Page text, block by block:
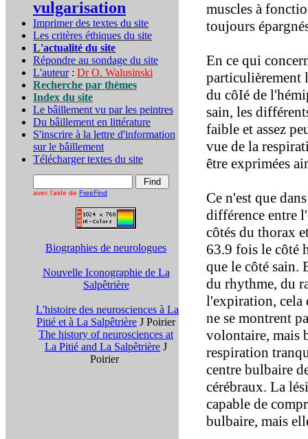
vulgarisation
Imprimer des textes du site
Les critères éthiques du site
L'actualité du site
Répondre au sondage du site
L'auteur: Dr O. Walusinski
Recherche par thèmes
Index du site
Le bâillement vu par les peintres
Du bâillement en littérature
S'inscrire à la lettre d'information
sur le bâillement
Télécharger textes du site
avec l'aide de FreeFind
Biographies de neurologues
Nouvelle Iconographie de La
Salpêtrière
L'histoire des neurosciences à La
Pitié et à La Salpêtrière J Poirier
The history of neurosciences at
La Pitié and La Salpêtrière J
Poirier
muscles à
toujours
En ce qui
particulièrement
du côIé de
sain, les
faible et assez
vue de la
être exprimées
Ce n'est que
différence entre
côtés du thorax
63.9 fois le côté
que le côté sain.
du rhythme, du
l'expiration, cela
ne se montrent
volontaire, mais
respiration
centre bulbaire
cérébraux. La
capable de
bulbaire, mais